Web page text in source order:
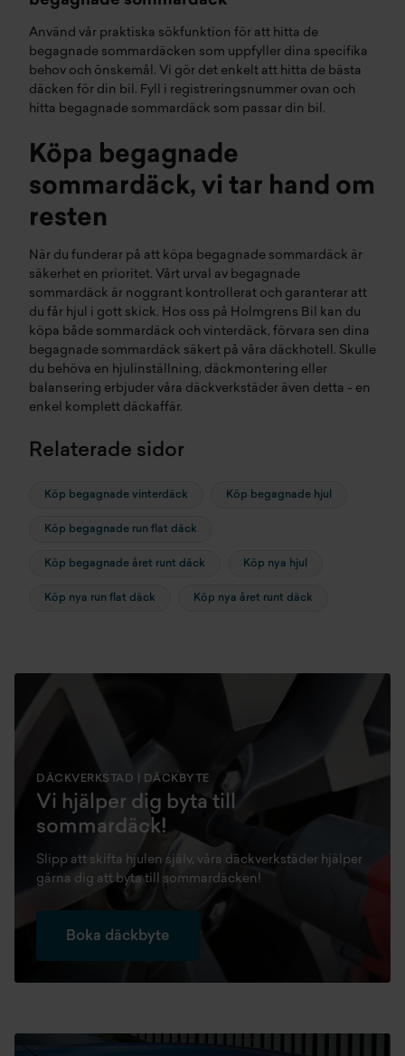
Använd vår praktiska sökfunktion för att hitta de
begagnade sommardäcken som uppfyller dina specifika
behov och önskemål. Vi gör det enkelt att hitta de bästa
däcken för din bil. Fyll i registreringsnummer ovan och
hitta begagnade sommardäck som passar din bil.
Köpa begagnade
sommardäck, vi tar hand om
resten
När du funderar på att köpa begagnade sommardäck är
säkerhet en prioritet. Vårt urval av begagnade
sommardäck är noggrant kontrollerat och garanterar att
du får hjul i gott skick. Hos oss på Holmgrens Bil kan du
köpa både sommardäck och vinterdäck, förvara sen dina
begagnade sommardäck säkert på våra däckhotell . Skulle
du behöva en hjulinställning, däckmontering eller
balansering erbjuder våra däckverkstäder även detta - en
enkel komplett däckaffär.
Relaterade sidor
Köp begagnade vinterdäck Köp begagnade hjul
Köp begagnade run flat däck
Köp begagnade året runt däck Köp nya hjul
Köp nya run flat däck Köp nya året runt däck
DÄCKVERKSTAD | DÄCKBYTE
Vi hjälper dig byta till
sommardäck!
Slipp att skifta hjulen själv, våra däckverkstäder hjälper
gärna dig att byta till sommardäcken!
Boka däckbyte